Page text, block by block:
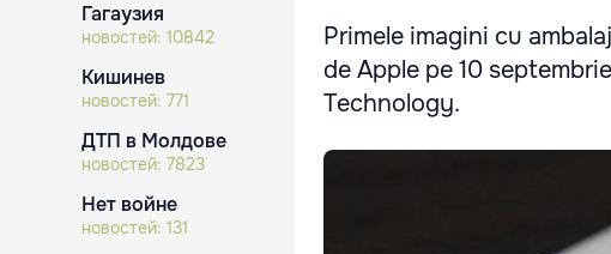
Гагаузия
новостей: 10842
Кишинев
новостей: 771
ДТП в Молдове
новостей: 7823
Нет войне
новостей: 131
Primele imagini cu
de Apple pe 10
Technology.